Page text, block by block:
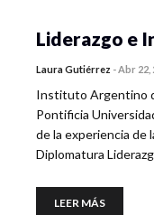
Liderazgo e
Laura Gutiérrez -Abr 22,
Instituto Argentino
Pontificia
de la experiencia de
Diplomatura
LEER MÁS